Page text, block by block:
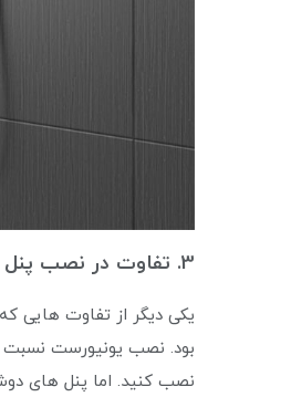
3. تفاوت در نصب پنل دوش حمام و یونیورست
یکی دیگر از تفاوت‌ هایی
بود. نصب یونیورست نسبت
نصب کنید. اما پنل‌ های